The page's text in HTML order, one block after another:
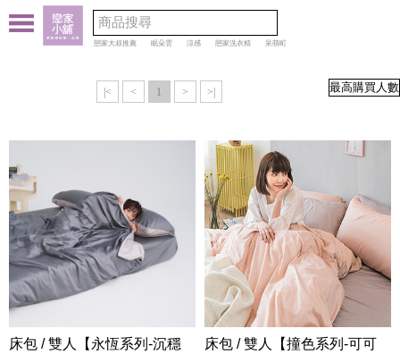
戀家大叔推薦 眠朵雲 涼感 戀家洗衣精 呆萌町
|< < 1 > >|
床包 / 雙人【永恆系列-沉穩
床包 / 雙人【撞色系列-可可